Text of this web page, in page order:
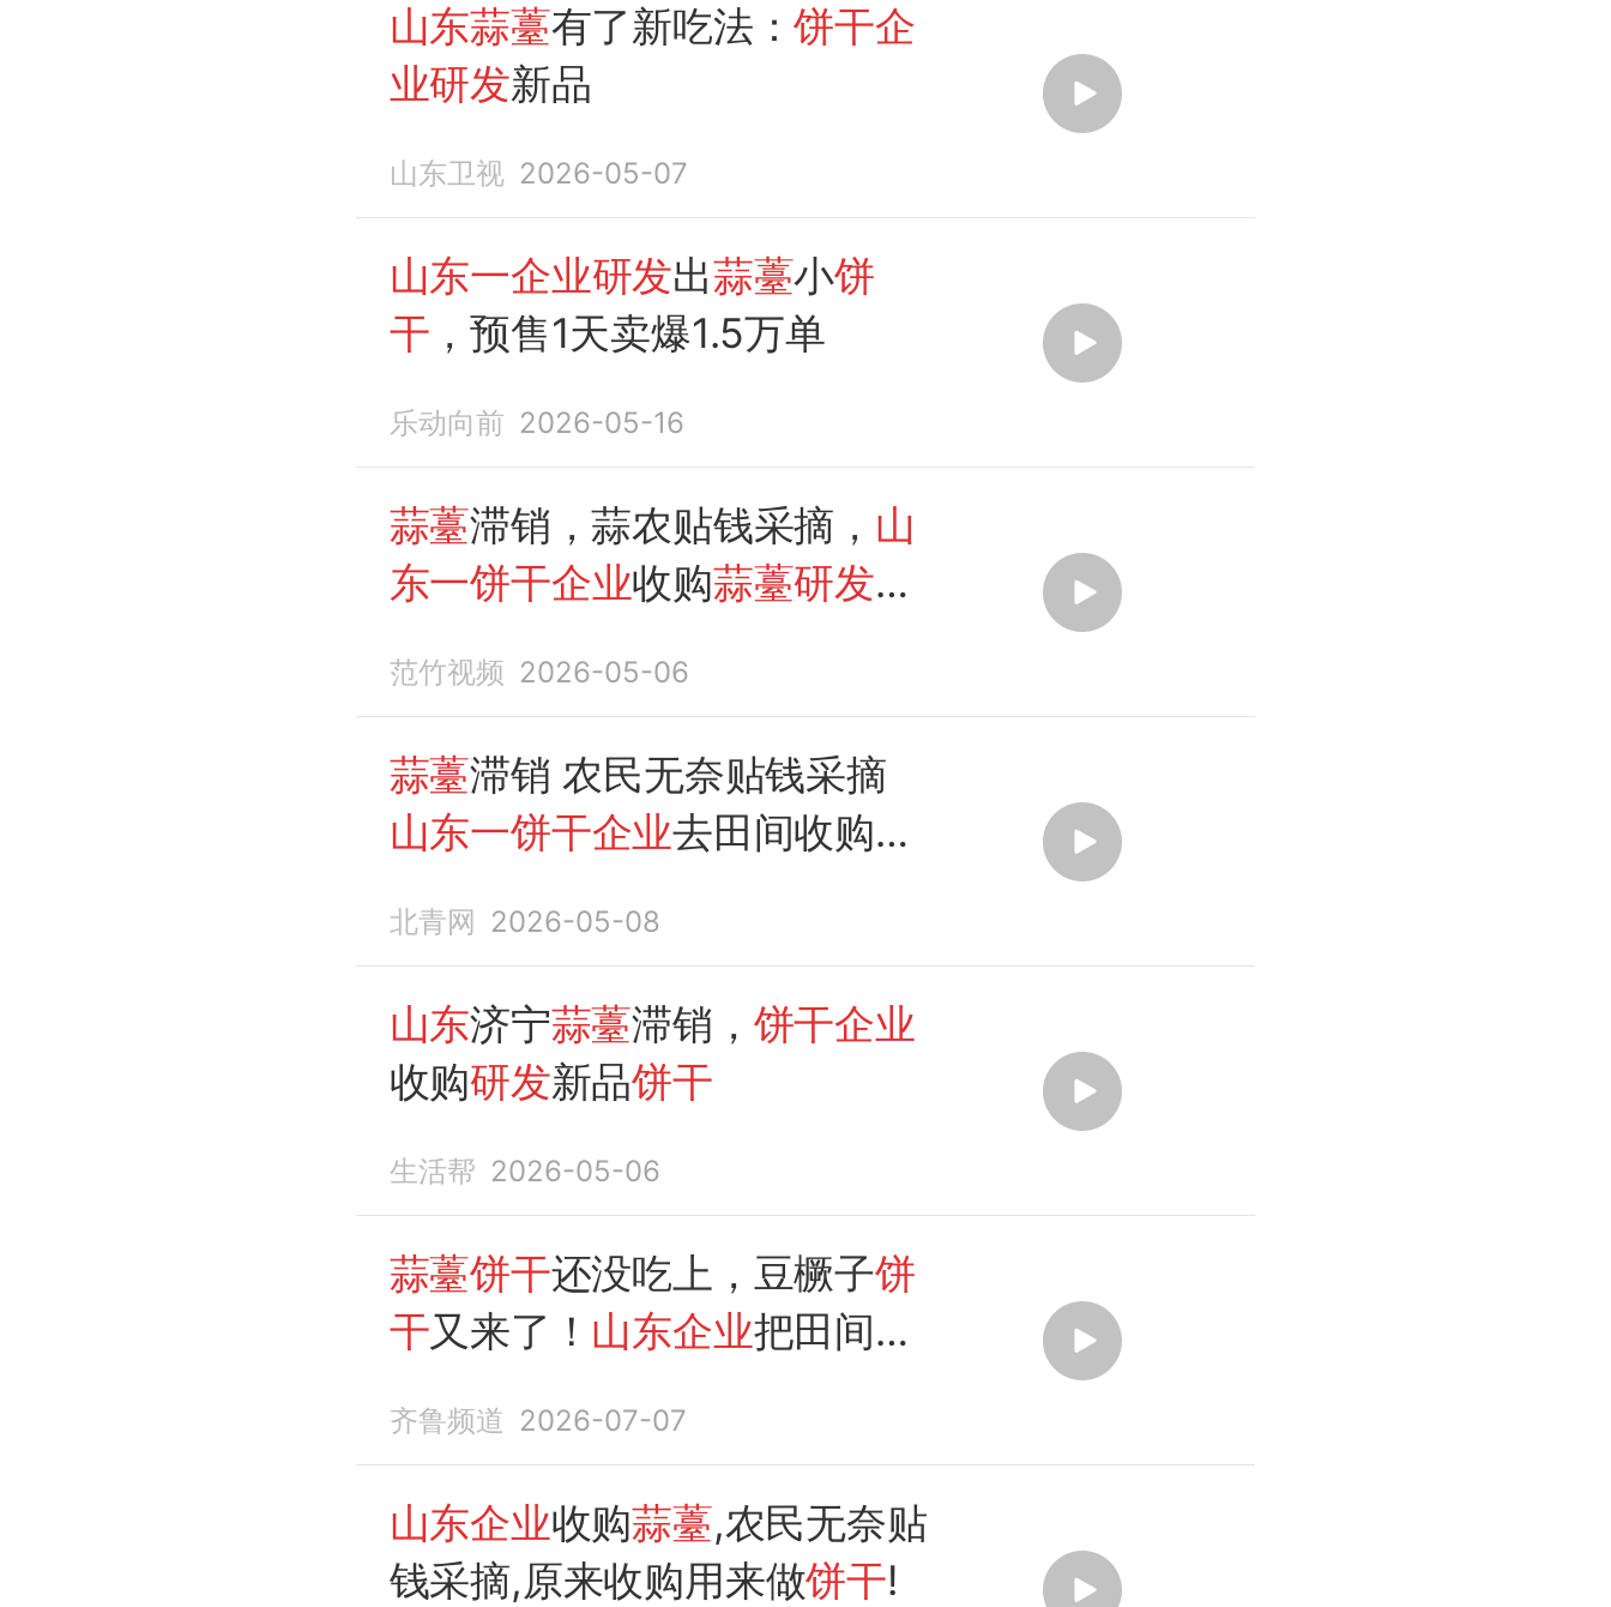
山东蒜薹有了新吃法：饼干企
业研发新品
山东卫视 2026-05-07
山东一企业研发出蒜薹小饼
干 ，预售1天卖爆1.5万单
乐动向前 2026-05-16
蒜薹滞销，蒜农贴钱采摘， 山
东一饼干企业收购蒜薹研发新
范竹视频 2026-05-06
蒜薹滞销 农民无奈贴钱采摘
山东一饼干企业去田间收购蒜
北青网 2026-05-08
山东济宁蒜薹滞销， 饼干企业
收购研发新品饼干
生活帮 2026-05-06
蒜薹饼干还没吃上，豆橛子饼
干又来了！ 山东企业把田间蔬
帮扶种植户
齐鲁频道 2026-07-07
山东企业收购蒜薹,农民无奈贴
钱采摘,原来收购用来做饼干!